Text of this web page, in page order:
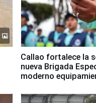
Callao fortalece la
nueva Brigada
moderno